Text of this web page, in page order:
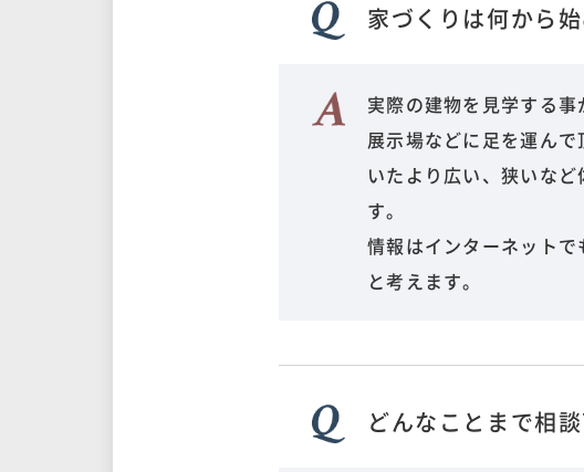
家づくりは何から
実際の建物を見学する事
展示場などに足を運ん
いたより広い、狭いな
す。
情報はインターネット
と考えます。
どんなことまで相